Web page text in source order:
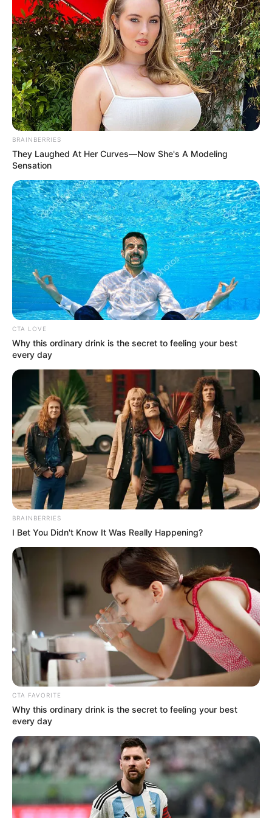
valaki túllépi, ott a nemzetbiztonság érdekében
természetesen a magyar állam is majd cselekedni
fog. Egyelőre sajnálom azokat a tiszásokat, akiknek
az adatai most ukrán kézben vannak, remélem nem
lesz személyesen ebből túl nagy bajuk”
BRAINBERRIES
They Laughed At Her Curves—Now She's A Modeling
Sensation
CTA LOVE
Why this ordinary drink is the secret to feeling your best
every day
BRAINBERRIES
I Bet You Didn't Know It Was Really Happening?
CTA FAVORITE
Why this ordinary drink is the secret to feeling your best
every day